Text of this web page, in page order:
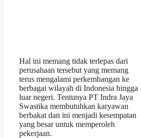
Hal ini memang tidak terlepas dari
perusahaan tersebut yang memang
terus mengalami perkembangan ke
berbagai wilayah di Indonesia hingga
luar negeri. Tentunya PT Indra Jaya
Swastika membutuhkan karyawan
berbakat dan ini menjadi kesempatan
yang besar untuk memperoleh
pekerjaan.